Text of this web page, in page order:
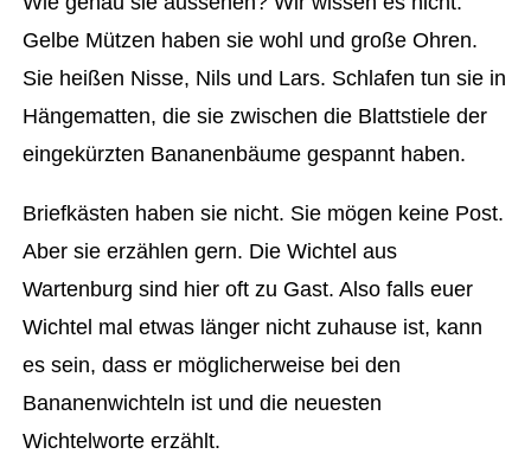
Gelbe Mützen haben sie wohl und große Ohren.
Sie heißen Nisse, Nils und Lars. Schlafen tun sie in
Hängematten, die sie zwischen die Blattstiele der
eingekürzten Bananenbäume gespannt haben.
Briefkästen haben sie nicht. Sie mögen keine Post.
Aber sie erzählen gern. Die Wichtel aus
Wartenburg sind hier oft zu Gast. Also falls euer
Wichtel mal etwas länger nicht zuhause ist, kann
es sein, dass er möglicherweise bei den
Bananenwichteln ist und die neuesten
Wichtelworte erzählt.